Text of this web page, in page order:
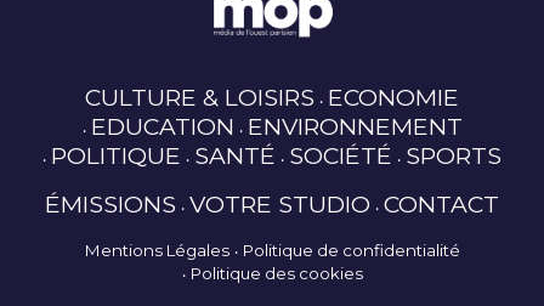
CULTURE & LOISIRS ECONOMIE
EDUCATION ENVIRONNEMENT
POLITIQUE SANTÉ SOCIÉTÉ SPORTS
ÉMISSIONS VOTRE STUDIO CONTACT
Mentions Légales
Politique de confidentialité
Politique des cookies